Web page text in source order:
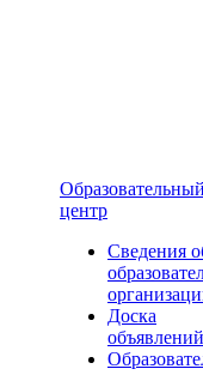
центр
Сведения
Доска
объявлений